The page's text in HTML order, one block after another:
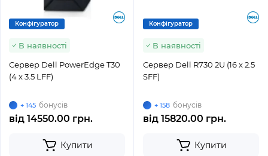
Конфігуратор
В наявності
Сервер Dell PowerEdge T30
(4 x 3.5 LFF)
+ 145 бонусів
від 14550.00 грн.
Купити
Конфігуратор
В наявності
Сервер Dell R730 2U (16 x 2.5
SFF)
+ 158 бонусів
від 15820.00 грн.
Купити